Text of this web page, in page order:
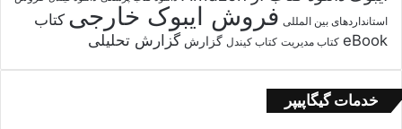
استانداردهای بین المللی فروش ایبوک خارجی کتاب
eBook کتاب مدیریت کتاب کیندل گزارش گزارش تحلیلی
خدمات گیگاپیپر